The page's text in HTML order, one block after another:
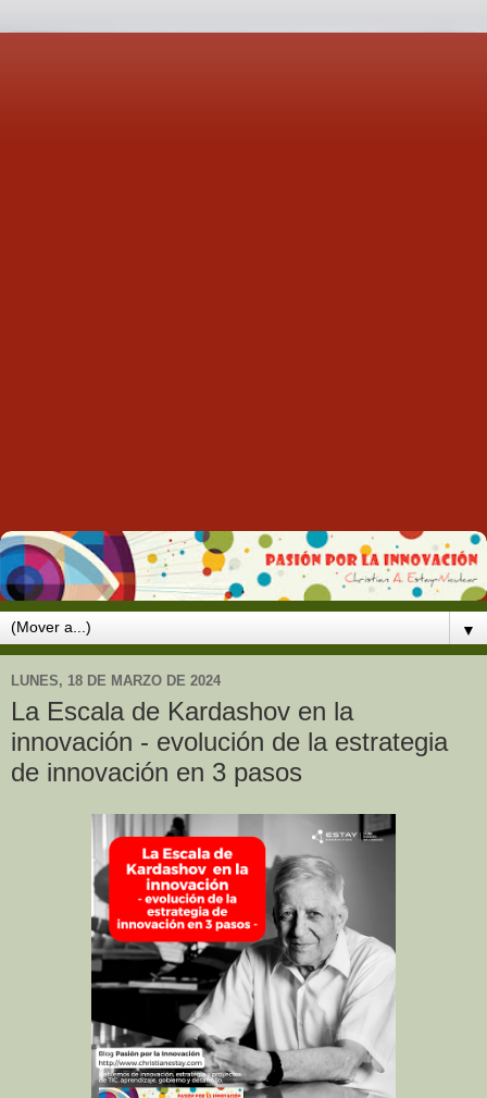
▼
LUNES, 18 DE MARZO DE 2024
La Escala de Kardashov en la
innovación - evolución de la estrategia
de innovación en 3 pasos